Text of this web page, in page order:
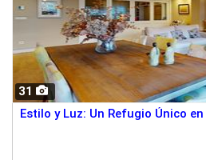
31
Estilo y Luz: Un Refugio Único